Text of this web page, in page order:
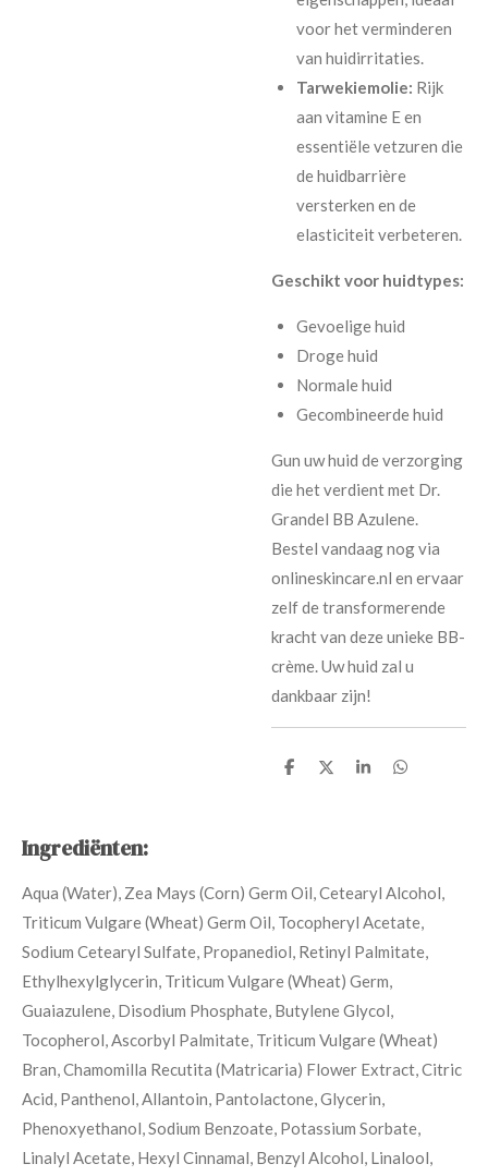
voor het verminderen
van huidirritaties.
Tarwekiemolie: Rijk
aan vitamine E en
essentiële vetzuren die
de huidbarrière
versterken en de
elasticiteit verbeteren.
Geschikt voor huidtypes:
Gevoelige huid
Droge huid
Normale huid
Gecombineerde huid
Gun uw huid de verzorging
die het verdient met Dr.
Grandel BB Azulene.
Bestel vandaag nog via
onlineskincare.nl en ervaar
zelf de transformerende
kracht van deze unieke BB-
crème. Uw huid zal u
dankbaar zijn!
D
D
S
D
Ingrediënten:
Aqua (Water), Zea Mays (Corn) Germ Oil, Cetearyl Alcohol,
Triticum Vulgare (Wheat) Germ Oil, Tocopheryl Acetate,
Sodium Cetearyl Sulfate, Propanediol, Retinyl Palmitate,
Ethylhexylglycerin, Triticum Vulgare (Wheat) Germ,
Guaiazulene, Disodium Phosphate, Butylene Glycol,
Tocopherol, Ascorbyl Palmitate, Triticum Vulgare (Wheat)
Bran, Chamomilla Recutita (Matricaria) Flower Extract, Citric
Acid, Panthenol, Allantoin, Pantolactone, Glycerin,
Phenoxyethanol, Sodium Benzoate, Potassium Sorbate,
Linalyl Acetate, Hexyl Cinnamal, Benzyl Alcohol, Linalool,